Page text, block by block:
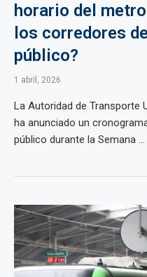
horario del
los corredores
público?
1 abril, 2026
La Autoridad de Transporte
ha anunciado un
público durante la Semana ...